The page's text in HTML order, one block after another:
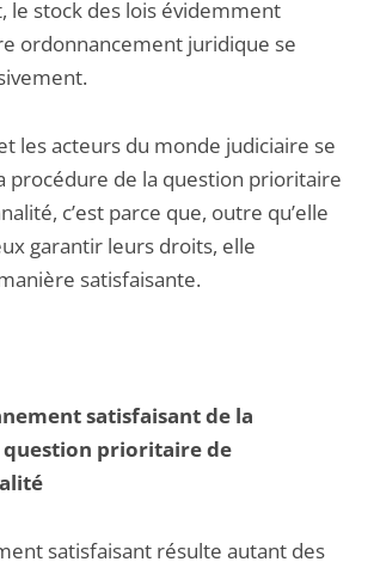
le stock des lois évidemment
ordonnancement juridique se
les acteurs du monde judiciaire se
procédure de la question prioritaire
c’est parce que, outre qu’elle
garantir leurs droits, elle
satisfaisante.
satisfaisant de la
prioritaire de
satisfaisant résulte autant des